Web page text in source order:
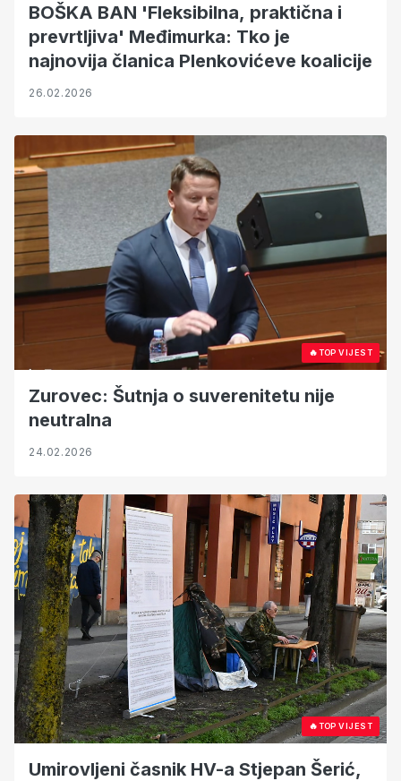
BOŠKA BAN 'Fleksibilna, praktična i
prevrtljiva' Međimurka: Tko je
najnovija članica Plenkovićeve koalicije
26.02.2026
🔥TOP VIJEST
Zurovec: Šutnja o suverenitetu nije
neutralna
24.02.2026
🔥TOP VIJEST
Umirovljeni časnik HV-a Stjepan Šerić,